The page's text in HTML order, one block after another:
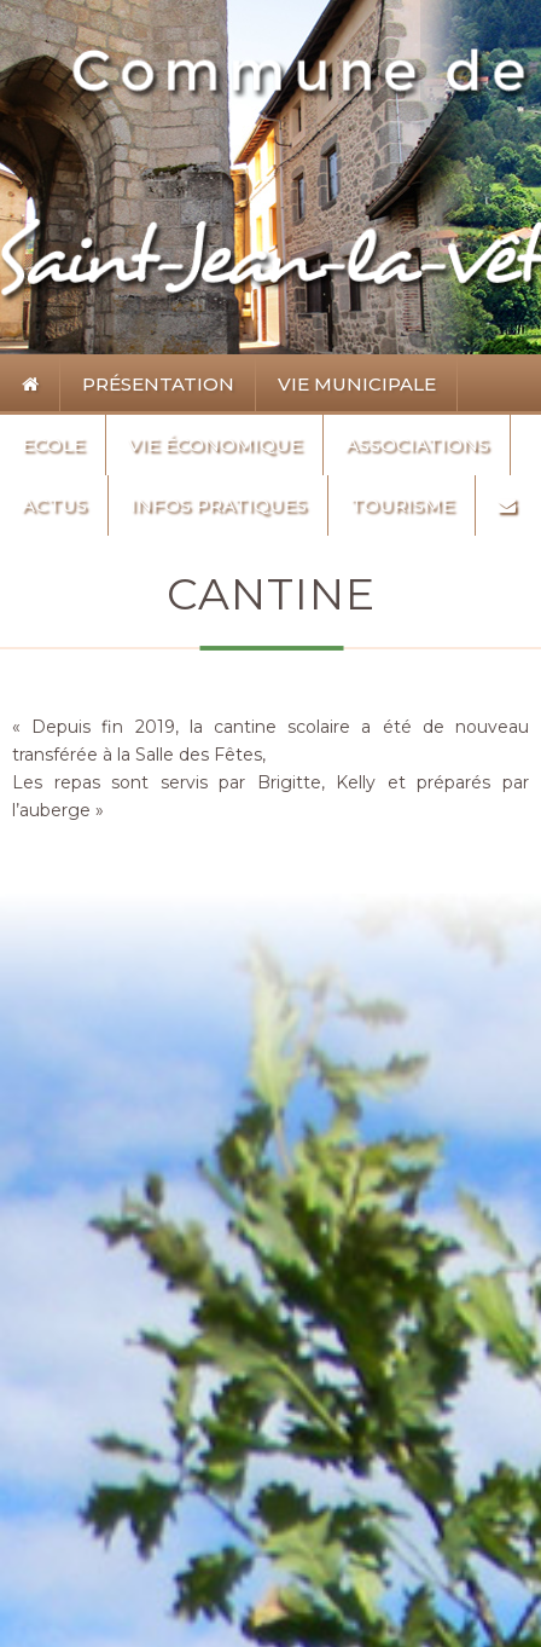
PRÉSENTATION VIE MUNICIPALE
ECOLE VIE ÉCONOMIQUE ASSOCIATIONS
ACTUS INFOS PRATIQUES TOURISME
CANTINE
« Depuis fin 2019, la cantine scolaire a été de nouveau
transférée à la Salle des Fêtes,
Les repas sont servis par Brigitte, Kelly et préparés par
l’auberge »